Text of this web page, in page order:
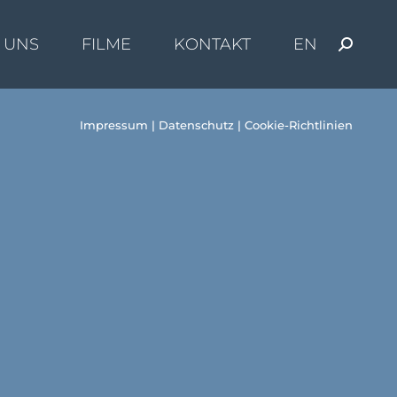
FILME KONTAKT EN Search:
Impressum | Datenschutz | Cookie-Richtlinien